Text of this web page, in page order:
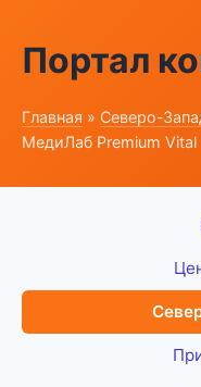
Портал
Главная » Северо-
МедиЛаб Premium Vital